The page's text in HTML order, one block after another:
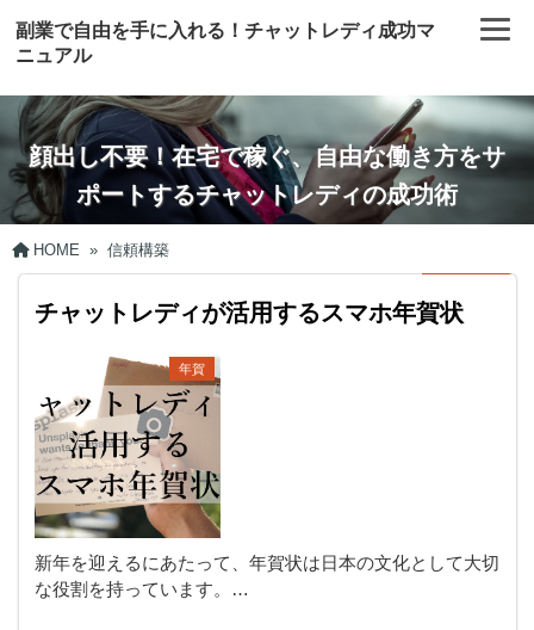
副業で自由を手に入れる！チャットレディ成功マ
ニュアル
顔出し不要！在宅で稼ぐ、自由な働き方をサ
ポートするチャットレディの成功術
HOME » 信頼構築
チャットレディが活用するスマホ年賀状
年賀
新年を迎えるにあたって、年賀状は日本の文化として大切
な役割を持っています。…